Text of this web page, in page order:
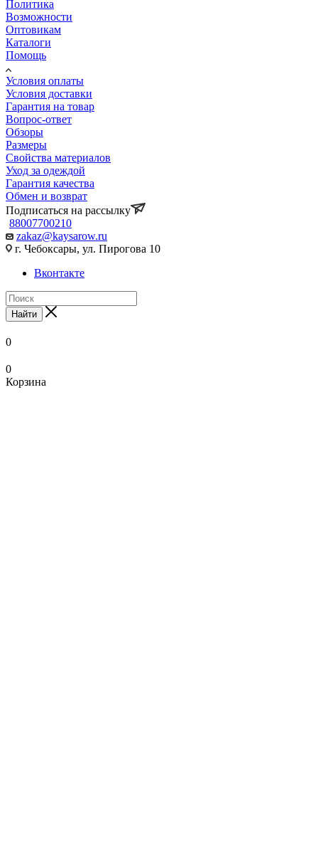
Политика
Возможности
Оптовикам
Каталоги
Помощь
Условия оплаты
Условия доставки
Гарантия на товар
Вопрос-ответ
Обзоры
Размеры
Свойства материалов
Уход за одеждой
Гарантия качества
Обмен и возврат
Подписаться на рассылку
88007700210
zakaz@kaysarow.ru
г. Чебоксары, ул. Пирогова 10
Вконтакте
Найти
0
0
Корзина